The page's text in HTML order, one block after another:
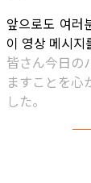
앞으로도 여러
이 영상 메시지
皆さん今日の
ますことを心
した。